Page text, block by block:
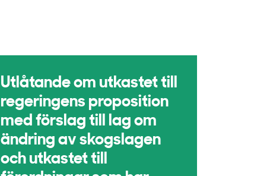
Utlåtande om utkastet till
regeringens proposition
med förslag till lag om
ändring av skogslagen
och utkastet till